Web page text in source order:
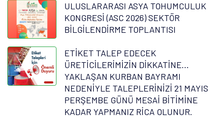
ULUSLARARASI ASYA TOHUMCULUK
KONGRESİ (ASC 2026) SEKTÖR
BİLGİLENDİRME TOPLANTISI
ETİKET TALEP EDECEK
ÜRETİCİLERİMİZİN DİKKATİNE...
YAKLAŞAN KURBAN BAYRAMI
NEDENİYLE TALEPLERİNİZİ 21 MAYIS
PERŞEMBE GÜNÜ MESAİ BİTİMİNE
KADAR YAPMANIZ RİCA OLUNUR.